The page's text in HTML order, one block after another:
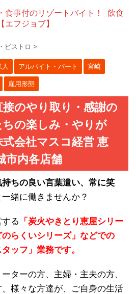
事付のリゾートバイト！
飲食
フジョブ】
ビストロ >
人 アルバイト・パート 宮崎
雇用形態
のやり取り・感謝の
の楽しみ・やりが
会社マスコ経営 恵
市内各店舗
持ちの良い言葉遣い、常に笑
緒に働きませんか？
る
「炭火やきとり恵屋シリー
らくいシリーズ」などでの
ッフ」業務です。
ターの方、主婦・主夫の方、
様々な方達が、ご自身の生活